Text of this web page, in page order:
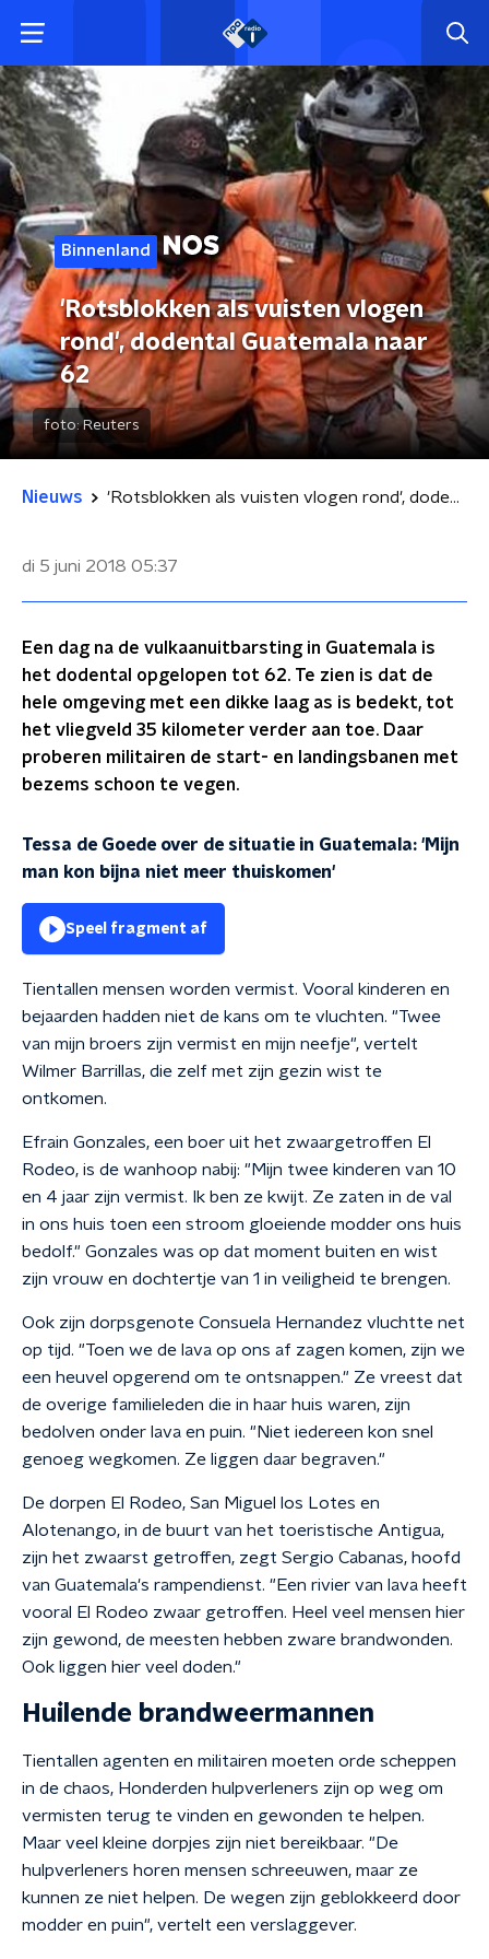
Binnenland
'Rotsblokken als vuisten vlogen
rond', dodental Guatemala naar
62
foto:Reuters
Nieuws 'Rotsblokken als vuisten vlogen rond', dodental Guatemala naar 62
di 5 juni 2018 05:37
Een dag na de vulkaanuitbarsting in Guatemala is
het dodental opgelopen tot 62. Te zien is dat de
hele omgeving met een dikke laag as is bedekt, tot
het vliegveld 35 kilometer verder aan toe. Daar
proberen militairen de start- en landingsbanen met
bezems schoon te vegen.
Tessa de Goede over de situatie in Guatemala: 'Mijn
man kon bijna niet meer thuiskomen'
Speel fragment af
Tientallen mensen worden vermist. Vooral kinderen en
bejaarden hadden niet de kans om te vluchten. "Twee
van mijn broers zijn vermist en mijn neefje", vertelt
Wilmer Barrillas, die zelf met zijn gezin wist te
ontkomen.
Efrain Gonzales, een boer uit het zwaargetroffen El
Rodeo, is de wanhoop nabij: "Mijn twee kinderen van 10
en 4 jaar zijn vermist. Ik ben ze kwijt. Ze zaten in de val
in ons huis toen een stroom gloeiende modder ons huis
bedolf." Gonzales was op dat moment buiten en wist
zijn vrouw en dochtertje van 1 in veiligheid te brengen.
Ook zijn dorpsgenote Consuela Hernandez vluchtte net
op tijd. "Toen we de lava op ons af zagen komen, zijn we
een heuvel opgerend om te ontsnappen." Ze vreest dat
de overige familieleden die in haar huis waren, zijn
bedolven onder lava en puin. "Niet iedereen kon snel
genoeg wegkomen. Ze liggen daar begraven."
De dorpen El Rodeo, San Miguel los Lotes en
Alotenango, in de buurt van het toeristische Antigua,
zijn het zwaarst getroffen, zegt Sergio Cabanas, hoofd
van Guatemala's rampendienst. "Een rivier van lava heeft
vooral El Rodeo zwaar getroffen. Heel veel mensen hier
zijn gewond, de meesten hebben zware brandwonden.
Ook liggen hier veel doden."
Huilende brandweermannen
Tientallen agenten en militairen moeten orde scheppen
in de chaos, Honderden hulpverleners zijn op weg om
vermisten terug te vinden en gewonden te helpen.
Maar veel kleine dorpjes zijn niet bereikbaar. "De
hulpverleners horen mensen schreeuwen, maar ze
kunnen ze niet helpen. De wegen zijn geblokkeerd door
modder en puin", vertelt een verslaggever.